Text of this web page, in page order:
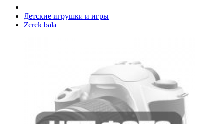
Детские игрушки и игры
Zerek bala